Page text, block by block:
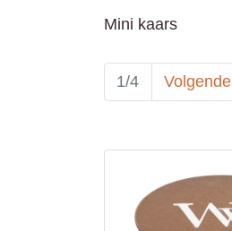
Mini kaars
1/4 Volgende